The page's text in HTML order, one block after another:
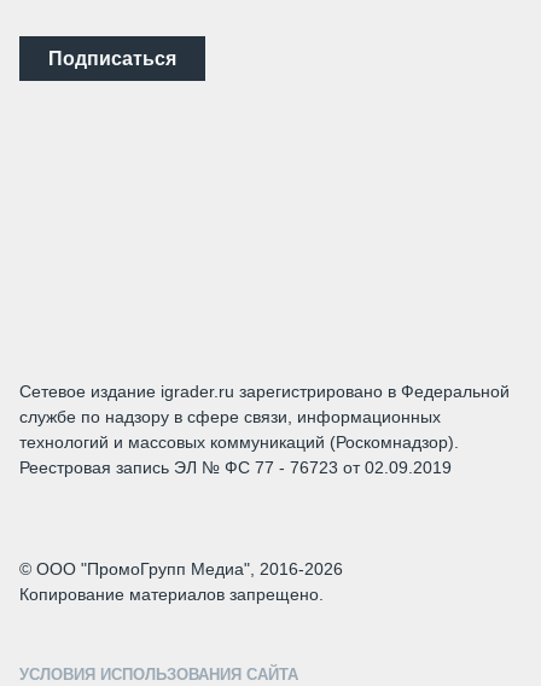
Подписаться
Сетевое издание igrader.ru зарегистрировано в Федеральной
службе по надзору в сфере связи, информационных
технологий и массовых коммуникаций (Роскомнадзор).
Реестровая запись ЭЛ № ФС 77 - 76723 от 02.09.2019
© ООО "ПромоГрупп Медиа", 2016-2026
Копирование материалов запрещено.
УСЛОВИЯ ИСПОЛЬЗОВАНИЯ САЙТА